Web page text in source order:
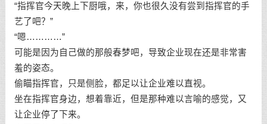
“指挥官今天晚上下厨哦，来，你也很久没有尝到指挥官的手
艺了吧？”
“嗯…………”
可能是因为自己做的那般春梦吧，导致企业现在还是非常害
羞的姿态。
偷瞄指挥官，只是侧脸，都足以让企业难以直视。
坐在指挥官身边，想着靠近，但是那种难以言喻的感觉，又
让企业停了下来。